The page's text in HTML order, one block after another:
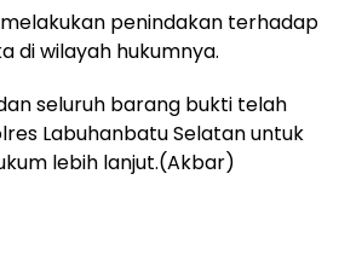
penindakan terhadap
di wilayah hukumnya.
seluruh barang bukti telah
Labuhanbatu Selatan untuk
lebih lanjut.(Akbar)